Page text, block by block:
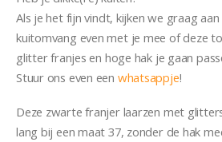
Als je het fijn vindt, kijken we graag
kuitomvang even met je mee of deze
glitter franjes en hoge hak je gaan
Stuur ons even een whatsappje!
Deze zwarte franjer laarzen met
lang bij een maat 37, zonder de hak